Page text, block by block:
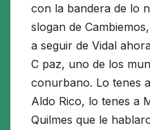
con la bandera de lo
slogan de
a seguir de Vidal
C paz, uno de los
conurbano. Lo tenes
Aldo Rico, lo tenes a
Quilmes que le